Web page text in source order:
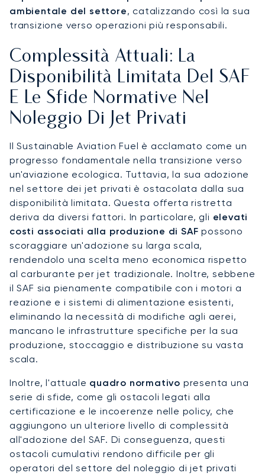
ambientale del settore, catalizzando così la sua
transizione verso operazioni più responsabili.
Complessità Attuali: La
Disponibilità Limitata Del SAF
E Le Sfide Normative Nel
Noleggio Di Jet Privati
Il Sustainable Aviation Fuel è acclamato come un
progresso fondamentale nella transizione verso
un'aviazione ecologica. Tuttavia, la sua adozione
nel settore dei jet privati è ostacolata dalla sua
disponibilità limitata. Questa offerta ristretta
deriva da diversi fattori. In particolare, gli elevati
costi associati alla produzione di SAF possono
scoraggiare un'adozione su larga scala,
rendendolo una scelta meno economica rispetto
al carburante per jet tradizionale. Inoltre, sebbene
il SAF sia pienamente compatibile con i motori a
reazione e i sistemi di alimentazione esistenti,
eliminando la necessità di modifiche agli aerei,
mancano le infrastrutture specifiche per la sua
produzione, stoccaggio e distribuzione su vasta
scala.
Inoltre, l'attuale quadro normativo presenta una
serie di sfide, come gli ostacoli legati alla
certificazione e le incoerenze nelle policy, che
aggiungono un ulteriore livello di complessità
all'adozione del SAF. Di conseguenza, questi
ostacoli cumulativi rendono difficile per gli
operatori del settore del noleggio di jet privati